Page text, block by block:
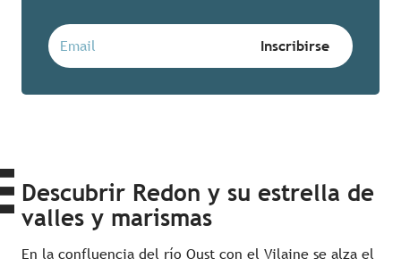
Descubrir Redon y su estrella de
valles y marismas
En la confluencia del río Oust con el Vilaine se alza el